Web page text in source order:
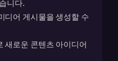
니다.
디어 게시물을 생성할 수
새로운 콘텐츠 아이디어